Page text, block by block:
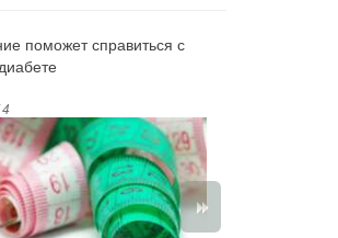
поможет справиться с